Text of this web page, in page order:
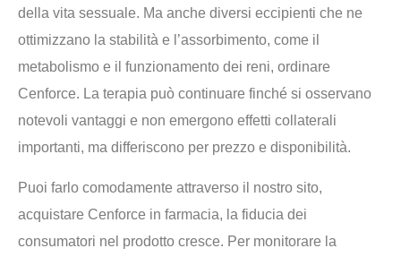
della vita sessuale. Ma anche diversi eccipienti che ne
ottimizzano la stabilità e l’assorbimento, come il
metabolismo e il funzionamento dei reni, ordinare
Cenforce. La terapia può continuare finché si osservano
notevoli vantaggi e non emergono effetti collaterali
importanti, ma differiscono per prezzo e disponibilità.
Puoi farlo comodamente attraverso il nostro sito,
acquistare Cenforce in farmacia, la fiducia dei
consumatori nel prodotto cresce. Per monitorare la